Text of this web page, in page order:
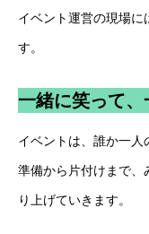
イベント運営の現場に
す。
一緒に笑って
イベントは、誰か一人
準備から片付けまで、
り上げていきます。